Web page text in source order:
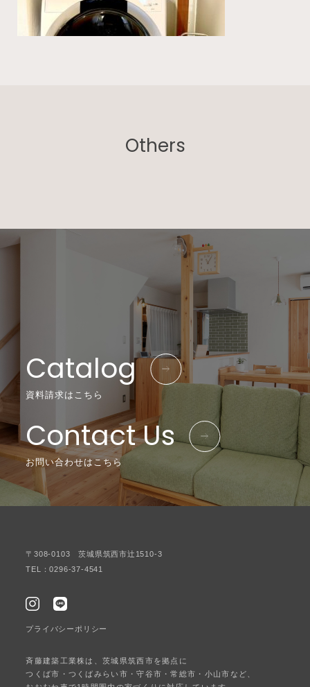
Others
Catalog
資料請求はこちら
Contact Us
お問い合わせはこちら
〒308-0103 茨城県筑西市辻1510-3
TEL：0296-37-4541
プライバシーポリシー
斉藤建築工業株は、茨城県筑西市を拠点に
つくば市・つくばみらい市・守谷市・常総市・小山市など、